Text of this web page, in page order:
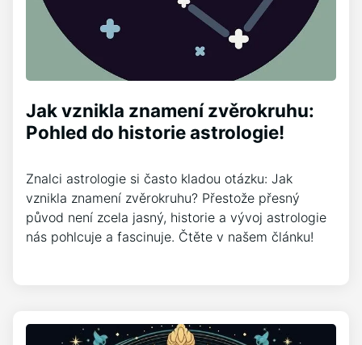
Jak vznikla znamení zvěrokruhu:
Pohled do historie astrologie!
Znalci astrologie si často kladou otázku: Jak
vznikla znamení zvěrokruhu? Přestože přesný
původ není zcela jasný, historie a vývoj astrologie
nás pohlcuje a fascinuje. Čtěte v našem článku!